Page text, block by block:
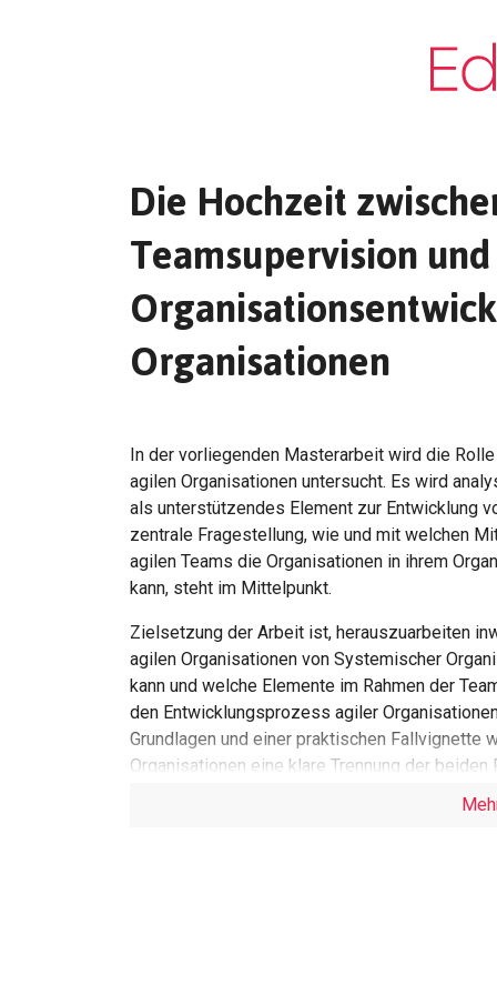
Die Hochzeit
Teamsupervision
Organisationen
In der vorliegenden Masterarbeit wird die
agilen Organisationen untersucht. Es wird
als unterstützendes Element zur Entwicklung
zentrale Fragestellung, wie und mit welchen
agilen Teams die Organisationen in ihrem
kann, steht im Mittelpunkt.
Zielsetzung der Arbeit ist, herauszuarbeiten
agilen Organisationen von Systemischer
kann und welche Elemente im Rahmen der
den Entwicklungsprozess agiler
Grundlagen und einer praktischen Fallvignette
Organisationen eine klare Trennung der beiden
Organisationsentwicklung oft nicht möglich ist.